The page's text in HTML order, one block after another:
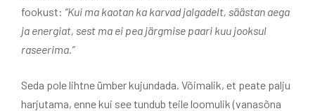
fookust: “Kui ma kaotan ka karvad jalgadelt, säästan aega
ja energiat, sest ma ei pea järgmise paari kuu jooksul
raseerima.”
Seda pole lihtne ümber kujundada. Võimalik, et peate palju
harjutama, enne kui see tundub teile loomulik (vanasõna